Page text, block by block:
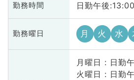
勤務時間 日勤午後
勤務曜日 月 火 水
月曜日 : 日勤
火曜日 : 日勤